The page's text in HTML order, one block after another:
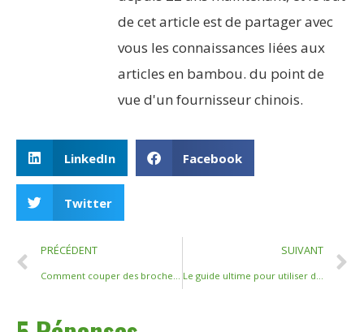
de cet article est de partager avec
vous les connaissances liées aux
articles en bambou. du point de
vue d'un fournisseur chinois.
LinkedIn Facebook
Twitter
PRÉCÉDENT
Comment couper des brochettes de bambou en toute sécurité et proprement : un guide complet
SUIVANT
Le guide ultime pour utiliser des brochettes de bambou sur le barbecue